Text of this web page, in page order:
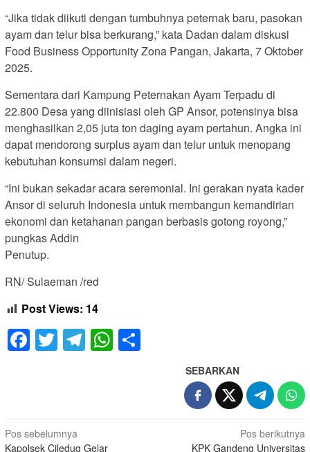
“Jika tidak diikuti dengan tumbuhnya peternak baru, pasokan
ayam dan telur bisa berkurang,” kata Dadan dalam diskusi
Food Business Opportunity Zona Pangan, Jakarta, 7 Oktober
2025.
Sementara dari Kampung Peternakan Ayam Terpadu di
22.800 Desa yang diinisiasi oleh GP Ansor, potensinya bisa
menghasilkan 2,05 juta ton daging ayam pertahun. Angka ini
dapat mendorong surplus ayam dan telur untuk menopang
kebutuhan konsumsi dalam negeri.
“Ini bukan sekadar acara seremonial. Ini gerakan nyata kader
Ansor di seluruh Indonesia untuk membangun kemandirian
ekonomi dan ketahanan pangan berbasis gotong royong,”
pungkas Addin
Penutup.
RN/ Sulaeman /red
Post Views: 14
Facebook
TwitterTelegram
WhatsApp
SEBARKAN
Navigasi
Pos sebelumnya
Kapolsek Ciledug Gelar
Pos berikutnya
KPK Gandeng Universitas